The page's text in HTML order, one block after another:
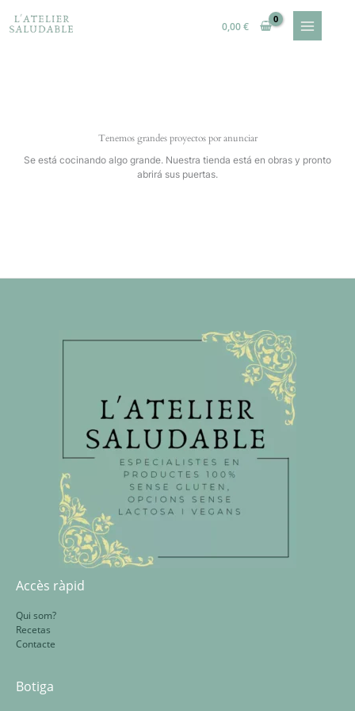
contenido
0,00€
Tenemos grandes proyectos por anunciar
Se está cocinando algo grande. Nuestra tienda está en obras y pronto
abrirá sus puertas.
Accès ràpid
Qui som?
Recetas
Contacte
Botiga